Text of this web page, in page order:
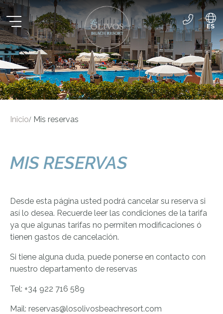
ES
EN
DE
MIS RESERVAS
Desde esta página usted podrá cancelar su reserva si
así lo desea. Recuerde leer las condiciones de la tarifa
ya que algunas tarifas no permiten modificaciones ó
tienen gastos de cancelación.
Si tiene alguna duda, puede ponerse en contacto con
nuestro departamento de reservas
Tel: +34 922 716 589
Mail: reservas@losolivosbeachresort.com
Inicio/ Mis reservas